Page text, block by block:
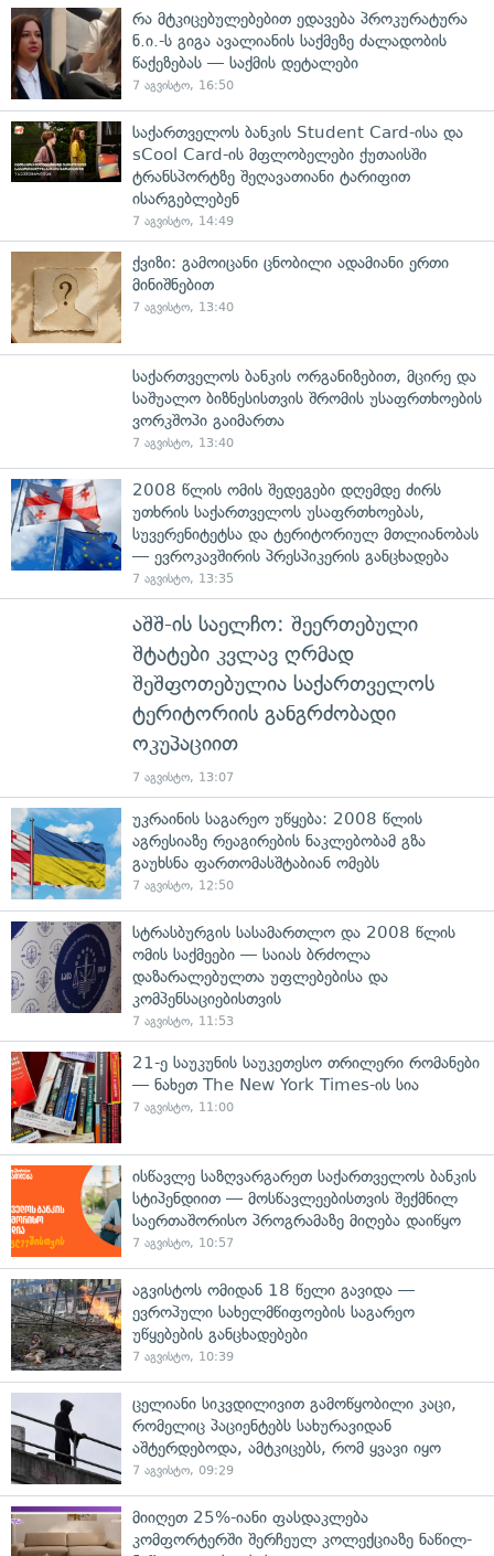
რა მტკიცებულებებით ედავება პროკურატურა
ნ.ი.-ს გიგა ავალიანის საქმეზე ძალადობის
წაქეზებას — საქმის დეტალები
7 აგვისტო, 16:50
საქართველოს ბანკის Student Card-ისა და
sCool Card-ის მფლობელები ქუთაისში
ტრანსპორტზე შეღავათიანი ტარიფით
ისარგებლებენ
7 აგვისტო, 14:49
ქვიზი: გამოიცანი ცნობილი ადამიანი ერთი
მინიშნებით
7 აგვისტო, 13:40
საქართველოს ბანკის ორგანიზებით, მცირე და
საშუალო ბიზნესისთვის შრომის უსაფრთხოების
ვორკშოპი გაიმართა
7 აგვისტო, 13:40
2008 წლის ომის შედეგები დღემდე ძირს
უთხრის საქართველოს უსაფრთხოებას,
სუვერენიტეტსა და ტერიტორიულ მთლიანობას
— ევროკავშირის პრესპიკერის განცხადება
7 აგვისტო, 13:35
აშშ-ის საელჩო: შეერთებული
შტატები კვლავ ღრმად
შეშფოთებულია საქართველოს
ტერიტორიის განგრძობადი
ოკუპაციით
7 აგვისტო, 13:07
უკრაინის საგარეო უწყება: 2008 წლის
აგრესიაზე რეაგირების ნაკლებობამ გზა
გაუხსნა ფართომასშტაბიან ომებს
7 აგვისტო, 12:50
სტრასბურგის სასამართლო და 2008 წლის
ომის საქმეები — საიას ბრძოლა
დაზარალებულთა უფლებებისა და
კომპენსაციებისთვის
7 აგვისტო, 11:53
21-ე საუკუნის საუკეთესო თრილერი რომანები
— ნახეთ The New York Times-ის სია
7 აგვისტო, 11:00
ისწავლე საზღვარგარეთ საქართველოს ბანკის
სტიპენდიით — მოსწავლეებისთვის შექმნილ
საერთაშორისო პროგრამაზე მიღება დაიწყო
7 აგვისტო, 10:57
აგვისტოს ომიდან 18 წელი გავიდა —
ევროპული სახელმწიფოების საგარეო
უწყებების განცხადებები
7 აგვისტო, 10:39
ცელიანი სიკვდილივით გამოწყობილი კაცი,
რომელიც პაციენტებს სახურავიდან
აშტერდებოდა, ამტკიცებს, რომ ყვავი იყო
7 აგვისტო, 09:29
მიიღეთ 25%-იანი ფასდაკლება
კომფორტერში შერჩეულ კოლექციაზე ნაწილ-